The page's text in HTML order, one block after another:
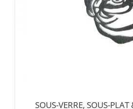
SOUS-VERRE, SOUS-